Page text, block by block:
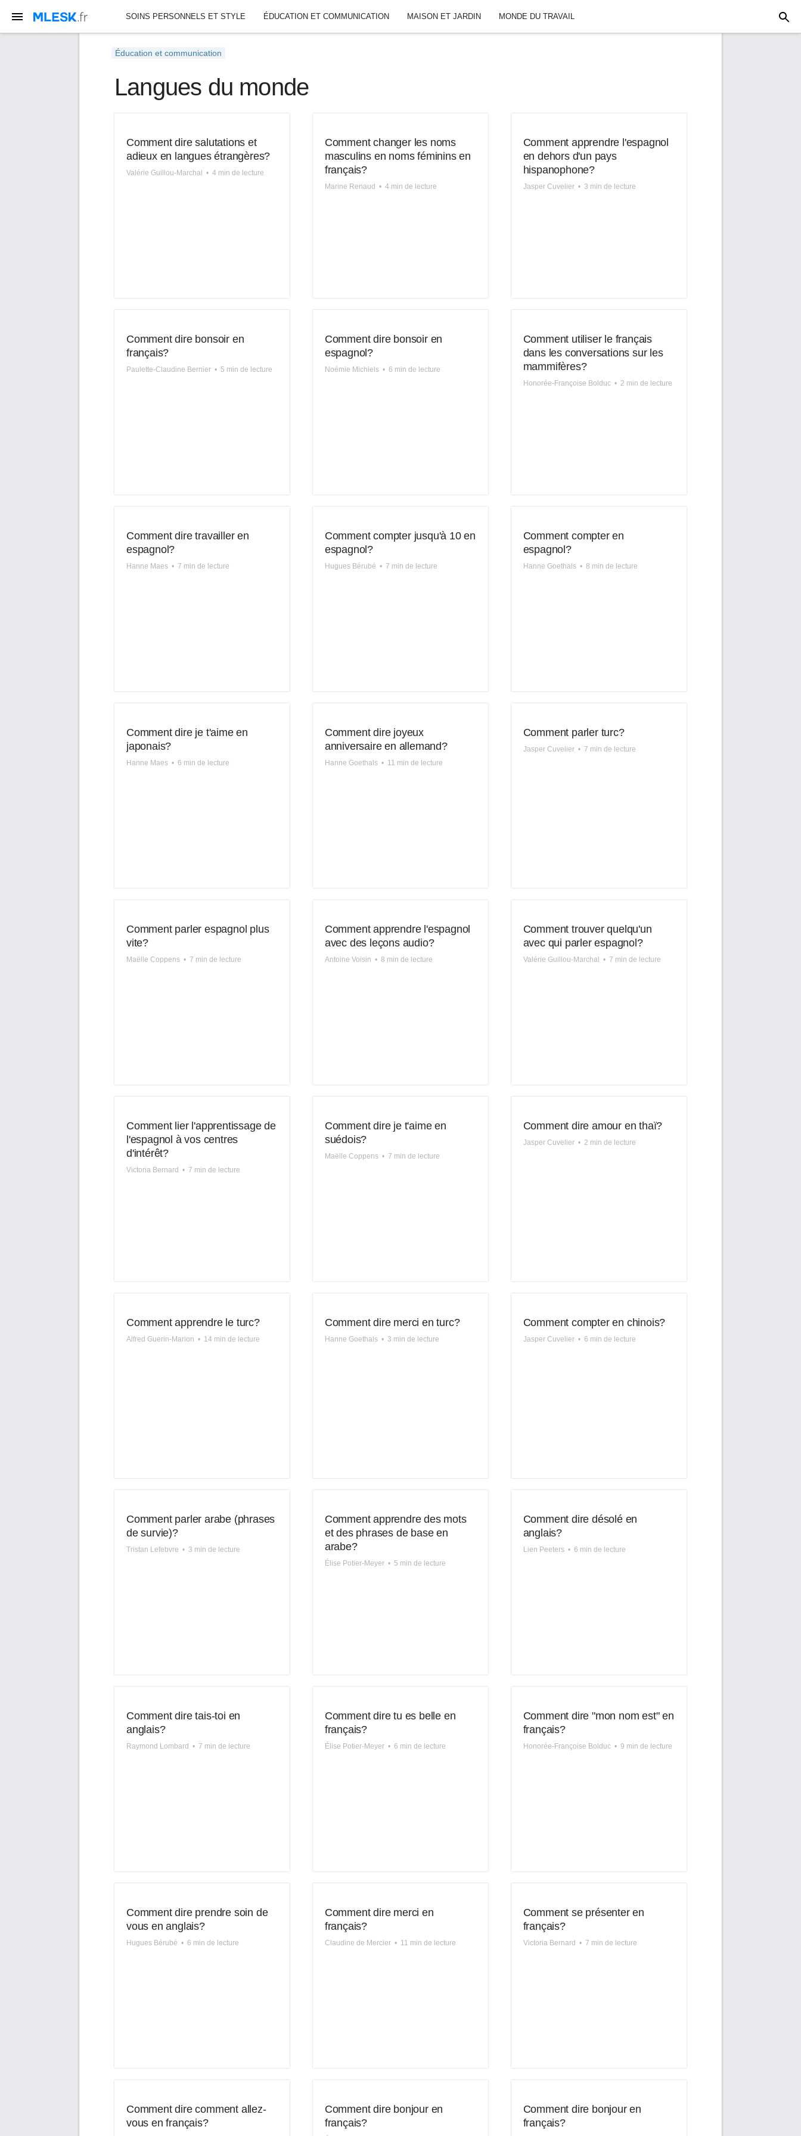
SOINS PERSONNELS ET STYLE ÉDUCATION ET COMMUNICATION MAISON ET JARDIN MONDE DU TRAVAIL
Éducation et communication
Langues du monde
Comment dire salutations et
adieux en langues étrangères?
Valérie Guillou-Marchal • 4 min de lecture
Comment changer les noms
masculins en noms féminins en
français?
Marine Renaud • 4 min de lecture
Comment apprendre l'espagnol
en dehors d'un pays
hispanophone?
Jasper Cuvelier • 3 min de lecture
Comment dire bonsoir en
français?
Paulette-Claudine Bernier • 5 min de lecture
Comment dire bonsoir en
espagnol?
Noémie Michiels • 6 min de lecture
Comment utiliser le français
dans les conversations sur les
mammifères?
Honorée-Françoise Bolduc • 2 min de lecture
Comment dire travailler en
espagnol?
Hanne Maes • 7 min de lecture
Comment compter jusqu'à 10 en
espagnol?
Hugues Bérubé • 7 min de lecture
Comment compter en
espagnol?
Hanne Goethals • 8 min de lecture
Comment dire je t'aime en
japonais?
Hanne Maes • 6 min de lecture
Comment dire joyeux
anniversaire en allemand?
Hanne Goethals • 11 min de lecture
Comment parler turc?
Jasper Cuvelier • 7 min de lecture
Comment parler espagnol plus
vite?
Maëlle Coppens • 7 min de lecture
Comment apprendre l'espagnol
avec des leçons audio?
Antoine Voisin • 8 min de lecture
Comment trouver quelqu'un
avec qui parler espagnol?
Valérie Guillou-Marchal • 7 min de lecture
Comment lier l'apprentissage de
l'espagnol à vos centres
d'intérêt?
Victoria Bernard • 7 min de lecture
Comment dire je t'aime en
suédois?
Maëlle Coppens • 7 min de lecture
Comment dire amour en thaï?
Jasper Cuvelier • 2 min de lecture
Comment apprendre le turc?
Alfred Guerin-Marion • 14 min de lecture
Comment dire merci en turc?
Hanne Goethals • 3 min de lecture
Comment compter en chinois?
Jasper Cuvelier • 6 min de lecture
Comment parler arabe (phrases
de survie)?
Tristan Lefebvre • 3 min de lecture
Comment apprendre des mots
et des phrases de base en
arabe?
Élise Potier-Meyer • 5 min de lecture
Comment dire désolé en
anglais?
Lien Peeters • 6 min de lecture
Comment dire tais-toi en
anglais?
Raymond Lombard • 7 min de lecture
Comment dire tu es belle en
français?
Élise Potier-Meyer • 6 min de lecture
Comment dire "mon nom est" en
français?
Honorée-Françoise Bolduc • 9 min de lecture
Comment dire prendre soin de
vous en anglais?
Hugues Bérubé • 6 min de lecture
Comment dire merci en
français?
Claudine de Mercier • 11 min de lecture
Comment se présenter en
français?
Victoria Bernard • 7 min de lecture
Comment dire comment allez-
vous en français?
Comment dire bonjour en
français?
Comment dire bonjour en
français?